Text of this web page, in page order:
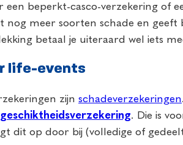
een beperkt-casco-verzekering of
nog meer soorten schade en geeft
betaal je uiteraard wel iets
life-events
zijn schadeverzekeringen
. Die is
dit op door bij (volledige of